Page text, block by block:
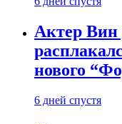
Актер Вин
нового
6 дней спустя